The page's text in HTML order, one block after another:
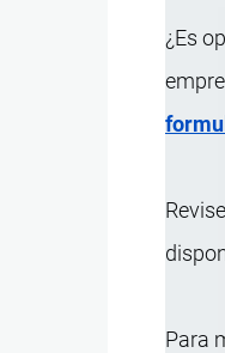
¿Es
Para